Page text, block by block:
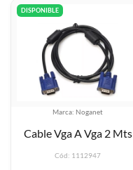
DISPONIBLE
Marca: Noganet
Cable Vga A Vga 2 Mts
Cód: 1112947